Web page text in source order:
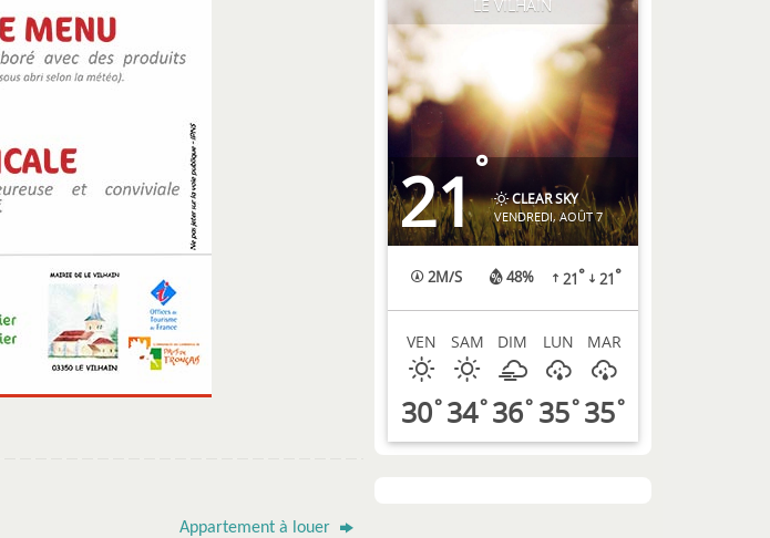
Appartement à louer
LE VILHAIN
21°
CLEAR SKY
VENDREDI, AOÛT 7
2M/S 48% 21° 21°
VEN
30°
SAM
34°
DIM
36°
LUN
35°
MAR
35°